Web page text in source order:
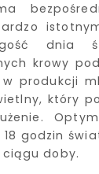
dnia
krowy
produkcji
który
18 godzin
doby.